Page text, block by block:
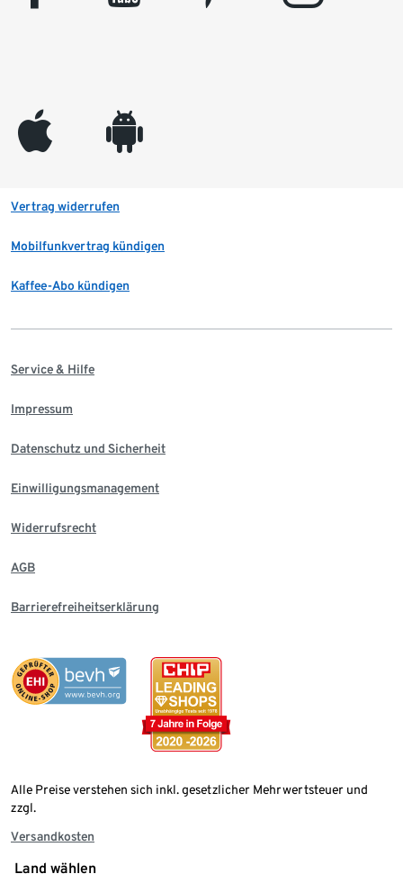
appleinc android
Vertrag widerrufen
Mobilfunkvertrag kündigen
Kaffee-Abo kündigen
Service & Hilfe
Impressum
Datenschutz und Sicherheit
Einwilligungsmanagement
Widerrufsrecht
AGB
Barrierefreiheitserklärung
Alle Preise verstehen sich inkl. gesetzlicher Mehrwertsteuer und
zzgl.
Versandkosten
Land wählen